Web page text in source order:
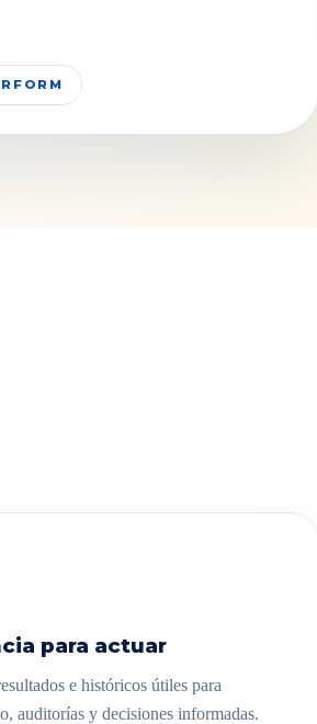
para actuar
e históricos útiles para
auditorías y decisiones informadas.